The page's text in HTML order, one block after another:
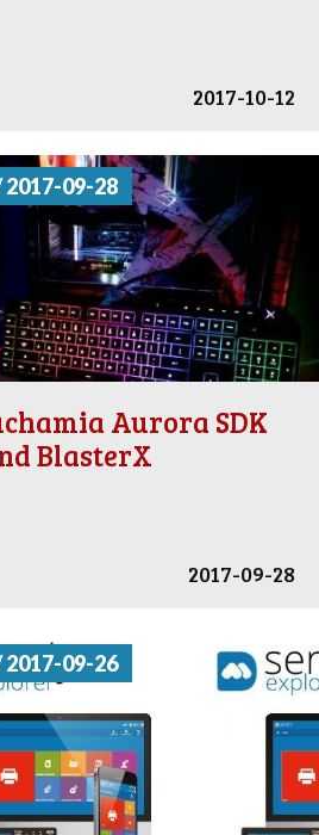
2017-10-12
2017-09-28
Aurora SDK
BlasterX
2017-09-28
2017-09-26